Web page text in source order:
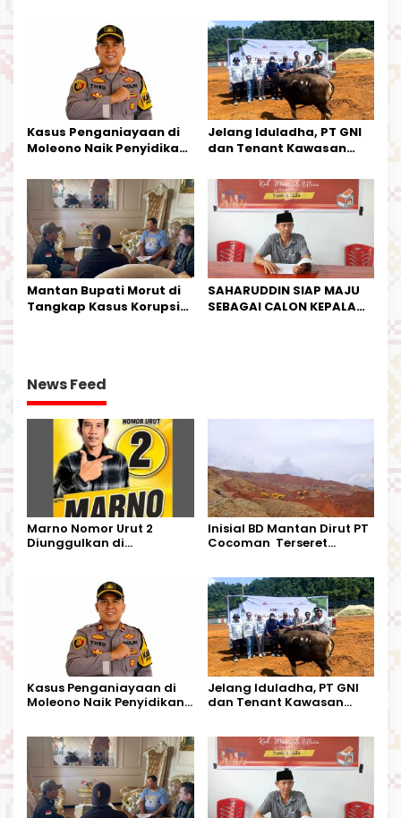
Kesederhanaannya Jadi
Harapan Warga
Tata Kelola Tambang
Kalimantan Barat
Kasus Penganiayaan di
Moleono Naik Penyidikan,
Kesempatan Terakhir
Jelang Iduladha, PT GNI
dan Tenant Kawasan
Kurban
Mantan Bupati Morut di
Tangkap Kasus Korupsi
SAHARUDDIN SIAP MAJU
SEBAGAI CALON KEPALA
News Feed
Marno Nomor Urut 2
Diunggulkan di
Harapan Warga
Inisial BD Mantan Dirut PT
Cocoman Terseret
Kalimantan Barat
Kasus Penganiayaan di
Moleono Naik Penyidikan,
Jelang Iduladha, PT GNI
dan Tenant Kawasan